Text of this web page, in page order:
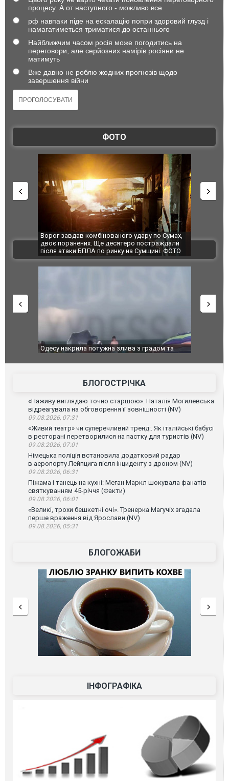
процесу. А от наступного - можливо все
рф навпаки піде на ескалацію попри здоровий глузд і
намагатиметься триматися до останнього
Найближчим часом росія може погодитись на
переговори, але серйозних намірів росіяни не
матимуть
Вже давно не роблю жодних прогнозів щодо
завершення війни
ФОТО
За 2000 кілометрів від кордону з Україною: в
Єкатеринбурзі після атаки дронів загорівся
склад Wildberries. ФОТО. ВІДЕО
"Мої
ВІДЕО
Вже вивели на тести: Ferrari готує оновлення
Вийшов
фільму
БЛОГОСТРІЧКА
«Наживу виглядаю точно старшою». Наталія Могилевська
відреагувала на обговорення її зовнішності (NV)
09.08.2026, 07:31
«Живий театр» чи суперечливий тренд:. Як італійські бабусі
в ресторані перетворилися на пастку для туристів (NV)
09.08.2026, 07:01
Німецька поліція встановила додатковий радар
в аеропорту Лейпцига після інциденту з дроном (NV)
09.08.2026, 06:31
Піжама і танець на кухні: Меган Маркл шокувала фанатів
святкуванням 45-річчя (Факти)
09.08.2026, 06:01
«Великі, трохи бешкетні очі». Тренерка Магучіх згадала
перше враження від Ярослави (NV)
09.08.2026, 05:31
БЛОГОЖАБИ
ІНФОГРАФІКА